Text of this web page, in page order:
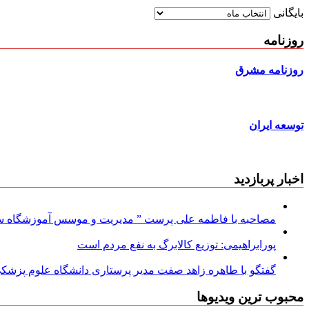
بایگانی
روزنامه
روزنامه مشرق
توسعه ایران
اخبار پربازدید
مصاحبه با فاطمه علی پرست ” مدیریت و موسس آموزشگاه
پورابراهیمی: توزیع کالابرگ به نفع مردم است
گفتگو با طاهره زاهد صفت مدیر پرستاری دانشگاه علوم
محبوب ترین ویدیوها